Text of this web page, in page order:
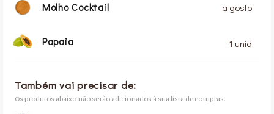
Molho Cocktail a gosto
Papaia 1 unid
Também vai precisar de:
Os produtos abaixo não serão adicionados à sua lista de compras.